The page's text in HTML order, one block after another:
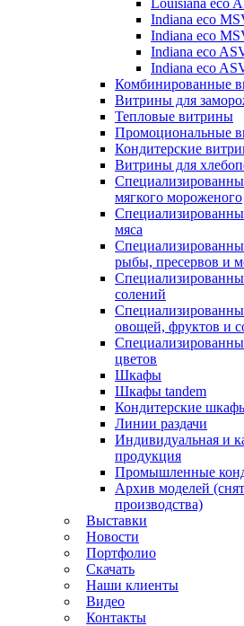
Louisiana eco
Indiana eco
Indiana eco
Indiana eco
Indiana eco
Комбинированные
Витрины для
Тепловые витрины
Промоциональные
Кондитерские
Витрины для
мягкого мороженого
мяса
рыбы, пресервов и
солений
овощей, фруктов и
цветов
Шкафы
Шкафы tandem
Кондитерские
Линии раздачи
Индивидуальная и
продукция
Промышленные
Архив моделей
производства)
Выставки
Новости
Портфолио
Скачать
Наши клиенты
Видео
Контакты